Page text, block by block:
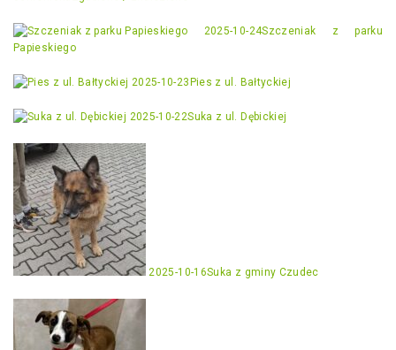
2025-10-24Szczeniak z parku
Papieskiego
2025-10-23 Pies z ul. Bałtyckiej
2025-10-22Suka z ul. Dębickiej
2025-10-16Suka z gminy Czudec